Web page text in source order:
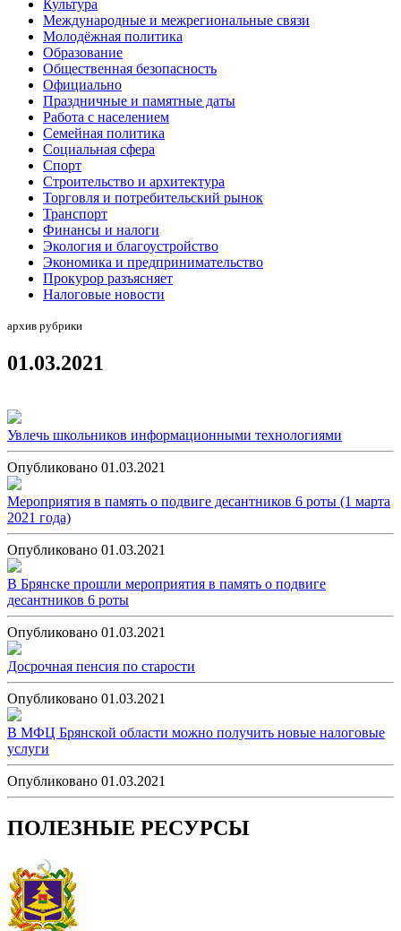
Культура
Международные и межрегиональные связи
Молодёжная политика
Образование
Общественная безопасность
Официально
Праздничные и памятные даты
Работа с населением
Семейная политика
Социальная сфера
Спорт
Строительство и архитектура
Торговля и потребительский рынок
Транспорт
Финансы и налоги
Экология и благоустройство
Экономика и предпринимательство
Прокурор разъясняет
Налоговые новости
архив рубрики
01.03.2021
Увлечь школьников информационными технологиями
Опубликовано 01.03.2021
Мероприятия в память о подвиге десантников 6 роты (1 марта
2021 года)
Опубликовано 01.03.2021
В Брянске прошли мероприятия в память о подвиге
десантников 6 роты
Опубликовано 01.03.2021
Досрочная пенсия по старости
Опубликовано 01.03.2021
В МФЦ Брянской области можно получить новые налоговые
услуги
Опубликовано 01.03.2021
ПОЛЕЗНЫЕ РЕСУРСЫ